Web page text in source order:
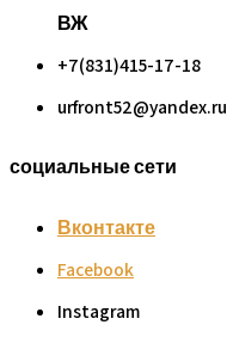
ВЖ
+7(831)415-17-18
urfront52@yandex.ru
социальные сети
Вконтакте
Facebook
Instagram